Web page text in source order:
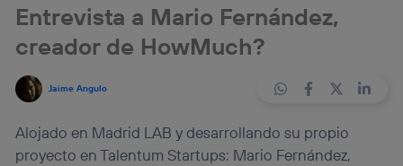
Entrevista a Mario Fernández,
creador de HowMuch?
Jaime Angulo
Alojado en Madrid LAB y desarrollando su propio
proyecto en Talentum Startups: Mario Fernández,